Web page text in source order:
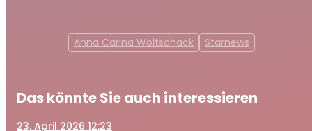
Anna Carina Woitschack Starnews
Das könnte Sie auch interessieren
23. April 2026 12:23